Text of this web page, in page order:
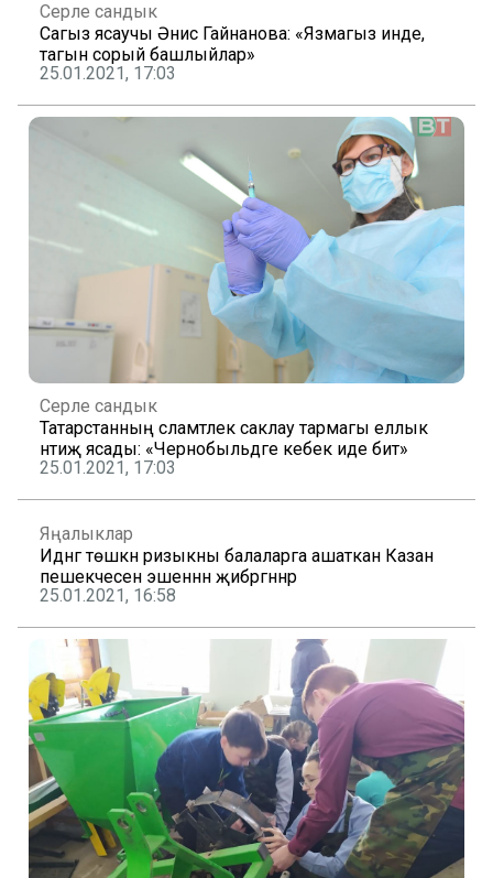
Серле сандык
Сагыз ясаучы Әнисә Гайнанова: «Язмагыз инде,
тагын сорый башлыйлар»
25.01.2021, 17:03
Серле сандык
Татарстанның сәламәтлек саклау тармагы еллык
нәтиҗә ясады: «Чернобыльдәге кебек иде бит»
25.01.2021, 17:03
Яңалыклар
Идәнгә төшкән ризыкны балаларга ашаткан Казан
пешекчесен эшеннән җибәргәннәр
25.01.2021, 16:58